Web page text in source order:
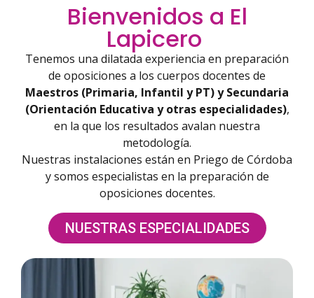
Bienvenidos a El
Lapicero ​
Tenemos una dilatada experiencia en preparación
de oposiciones a los cuerpos docentes de
Maestros (Primaria, Infantil y PT) y Secundaria
(Orientación Educativa y otras especialidades),
en la que los resultados avalan nuestra
metodología.
Nuestras instalaciones están en Priego de Córdoba
y somos especialistas en la preparación de
oposiciones docentes.
NUESTRAS ESPECIALIDADES